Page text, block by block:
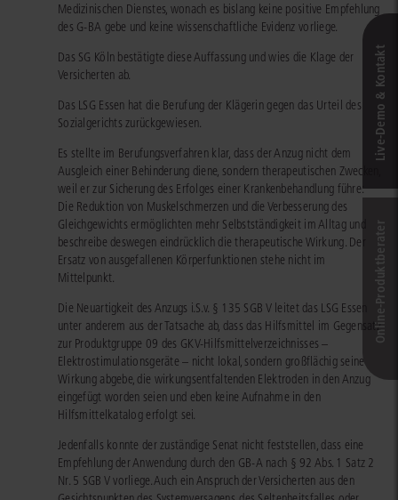
Medizinischen Dienstes, wonach es bislang keine positive Empfehlung
des G-BA gebe und keine wissenschaftliche Evidenz vorliege.
Das SG Köln bestätigte diese Auffassung und wies die Klage der
Versicherten ab.
Das LSG Essen hat die Berufung der Klägerin gegen das Urteil des
Sozialgerichts zurückgewiesen.
Es stellte im Berufungsverfahren klar, dass der Anzug nicht dem
Ausgleich einer Behinderung diene, sondern therapeutischen Zwecken,
weil er zur Sicherung des Erfolges einer Krankenbehandlung führe:
Die Reduktion von Muskelschmerzen und die Verbesserung des
Gleichgewichts ermöglichten mehr Selbstständigkeit im Alltag und
beschreibe deswegen eindrücklich die therapeutische Wirkung. Der
Ersatz von ausgefallenen Körperfunktionen stehe nicht im
Mittelpunkt.
Die Neuartigkeit des Anzugs i.S.v. § 135 SGB V leitet das LSG Essen
unter anderem aus der Tatsache ab, dass das Hilfsmittel im Gegensatz
zur Produktgruppe 09 des GKV-Hilfsmittelverzeichnisses –
Elektrostimulationsgeräte – nicht lokal, sondern großflächig seine
Wirkung abgebe, die wirkungsentfaltenden Elektroden in den Anzug
eingefügt worden seien und eben keine Aufnahme in den
Hilfsmittelkatalog erfolgt sei.
Jedenfalls konnte der zuständige Senat nicht feststellen, dass eine
Empfehlung der Anwendung durch den GB-A nach § 92 Abs. 1 Satz 2
Nr. 5 SGB V vorliege. Auch ein Anspruch der Versicherten aus den
Live‑Demo & Kontakt
Online-Produkt­berater